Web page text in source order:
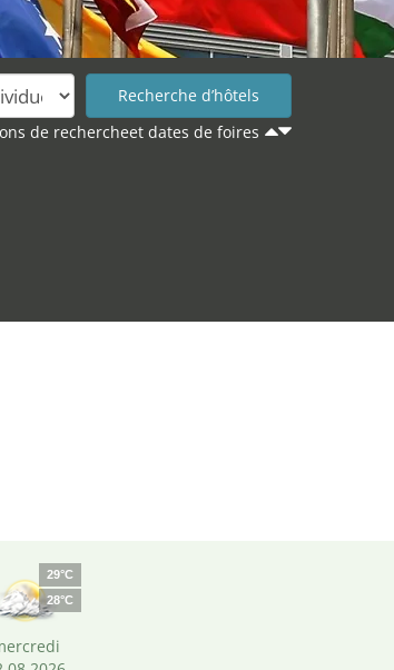
de rechercheet dates de foires
29°C
28°C